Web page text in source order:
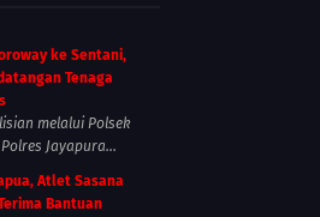
ke Sentani,
Tenaga
melalui Polsek
Jayapura...
Atlet Sasana
Bantuan